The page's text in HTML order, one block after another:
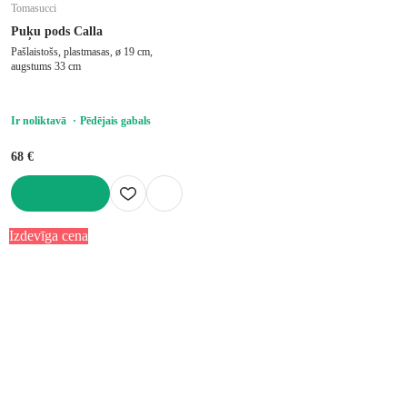
Tomasucci
Puķu pods Calla
Pašlaistošs, plastmasas, ø 19 cm,
augstums 33 cm
Ir noliktavā Pēdējais gabals
68 €
Izdevīga cena